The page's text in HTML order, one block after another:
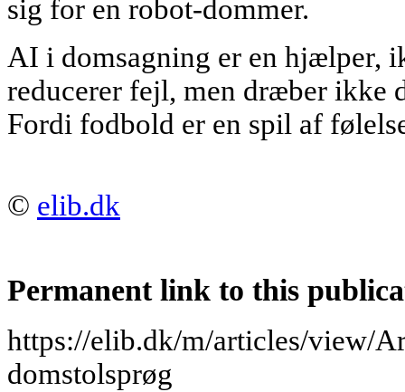
sig for en robot-dommer.
AI i domsagning er en hjælper,
reducerer fejl, men dræber ikke
Fordi fodbold er en spil af
© elib.dk
Permanent link to this
https://elib.dk/m/articles/view/
domstolsprøg